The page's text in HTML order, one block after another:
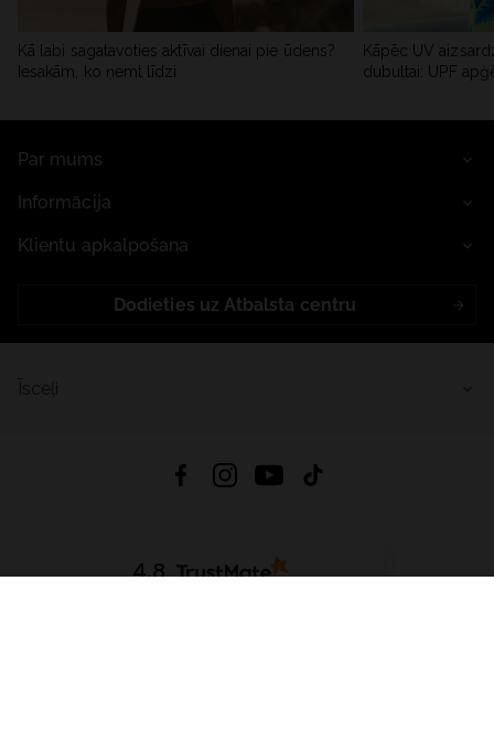
Kā labi sagatavoties aktīvai dienai pie ūdens?
Iesakām, ko ņemt līdzi
Kāpēc UV
dubultai: UPF
Par mums
Informācija
Klientu apkalpošana
Dodieties uz Atbalsta centru
4.8